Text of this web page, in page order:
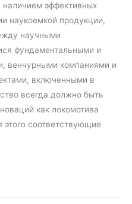
эффективных
наукоемкой продукции,
научными
фундаментальными и
венчурными компаниями и
включенными в
всегда должно быть
как локомотива
этого соответствующие